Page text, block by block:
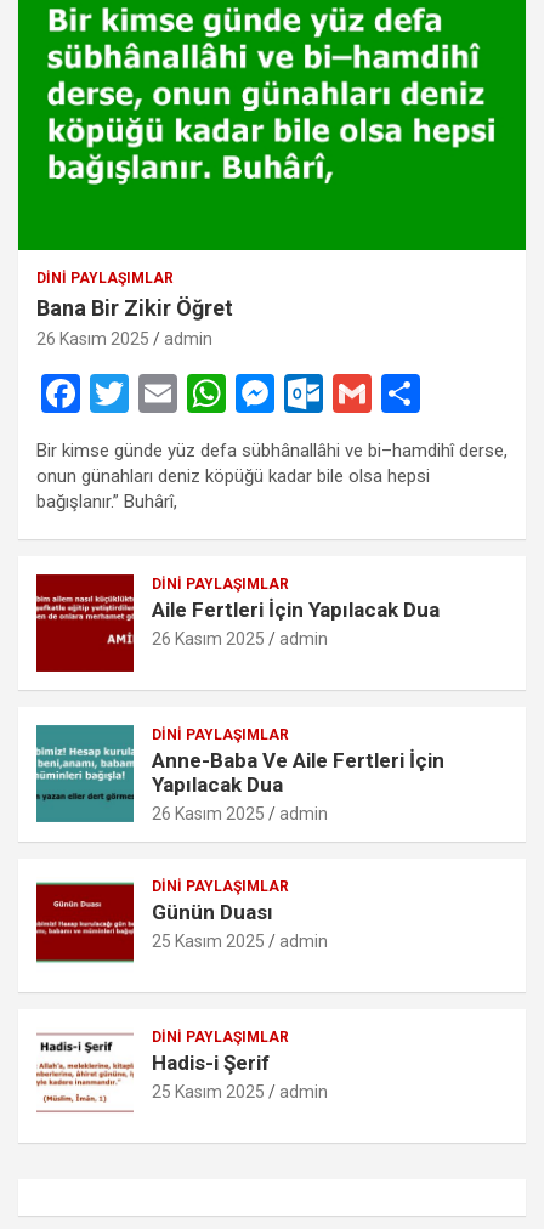
DINI PAYLAŞIMLAR
Bana Bir Zikir Öğret
26 Kasım 2025 admin
F
ce
b
o
o
k
T
wi
tt
er
E
m
ail
W
h
at
A
p
p
M
es
se
g
er
O
ut
lo
k.
o
G
m
ail
h
ar
Bir kimse günde yüz defa sübhânallâhi ve bi–hamdihî derse,
onun günahları deniz köpüğü kadar bile olsa hepsi
bağışlanır.” Buhârî,
DINI PAYLAŞIMLAR
Aile Fertleri İçin Yapılacak Dua
26 Kasım 2025 admin
DINI PAYLAŞIMLAR
Anne-Baba Ve Aile Fertleri İçin
Yapılacak Dua
26 Kasım 2025 admin
DINI PAYLAŞIMLAR
Günün Duası
25 Kasım 2025 admin
DINI PAYLAŞIMLAR
Hadis-i Şerif
25 Kasım 2025 admin